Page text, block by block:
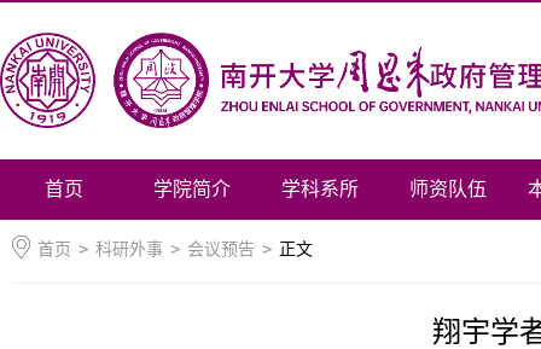
首页 学院简介 学科系所 师资队伍
首页 > 科研外事 > 会议预告 > 正文
翔宇学